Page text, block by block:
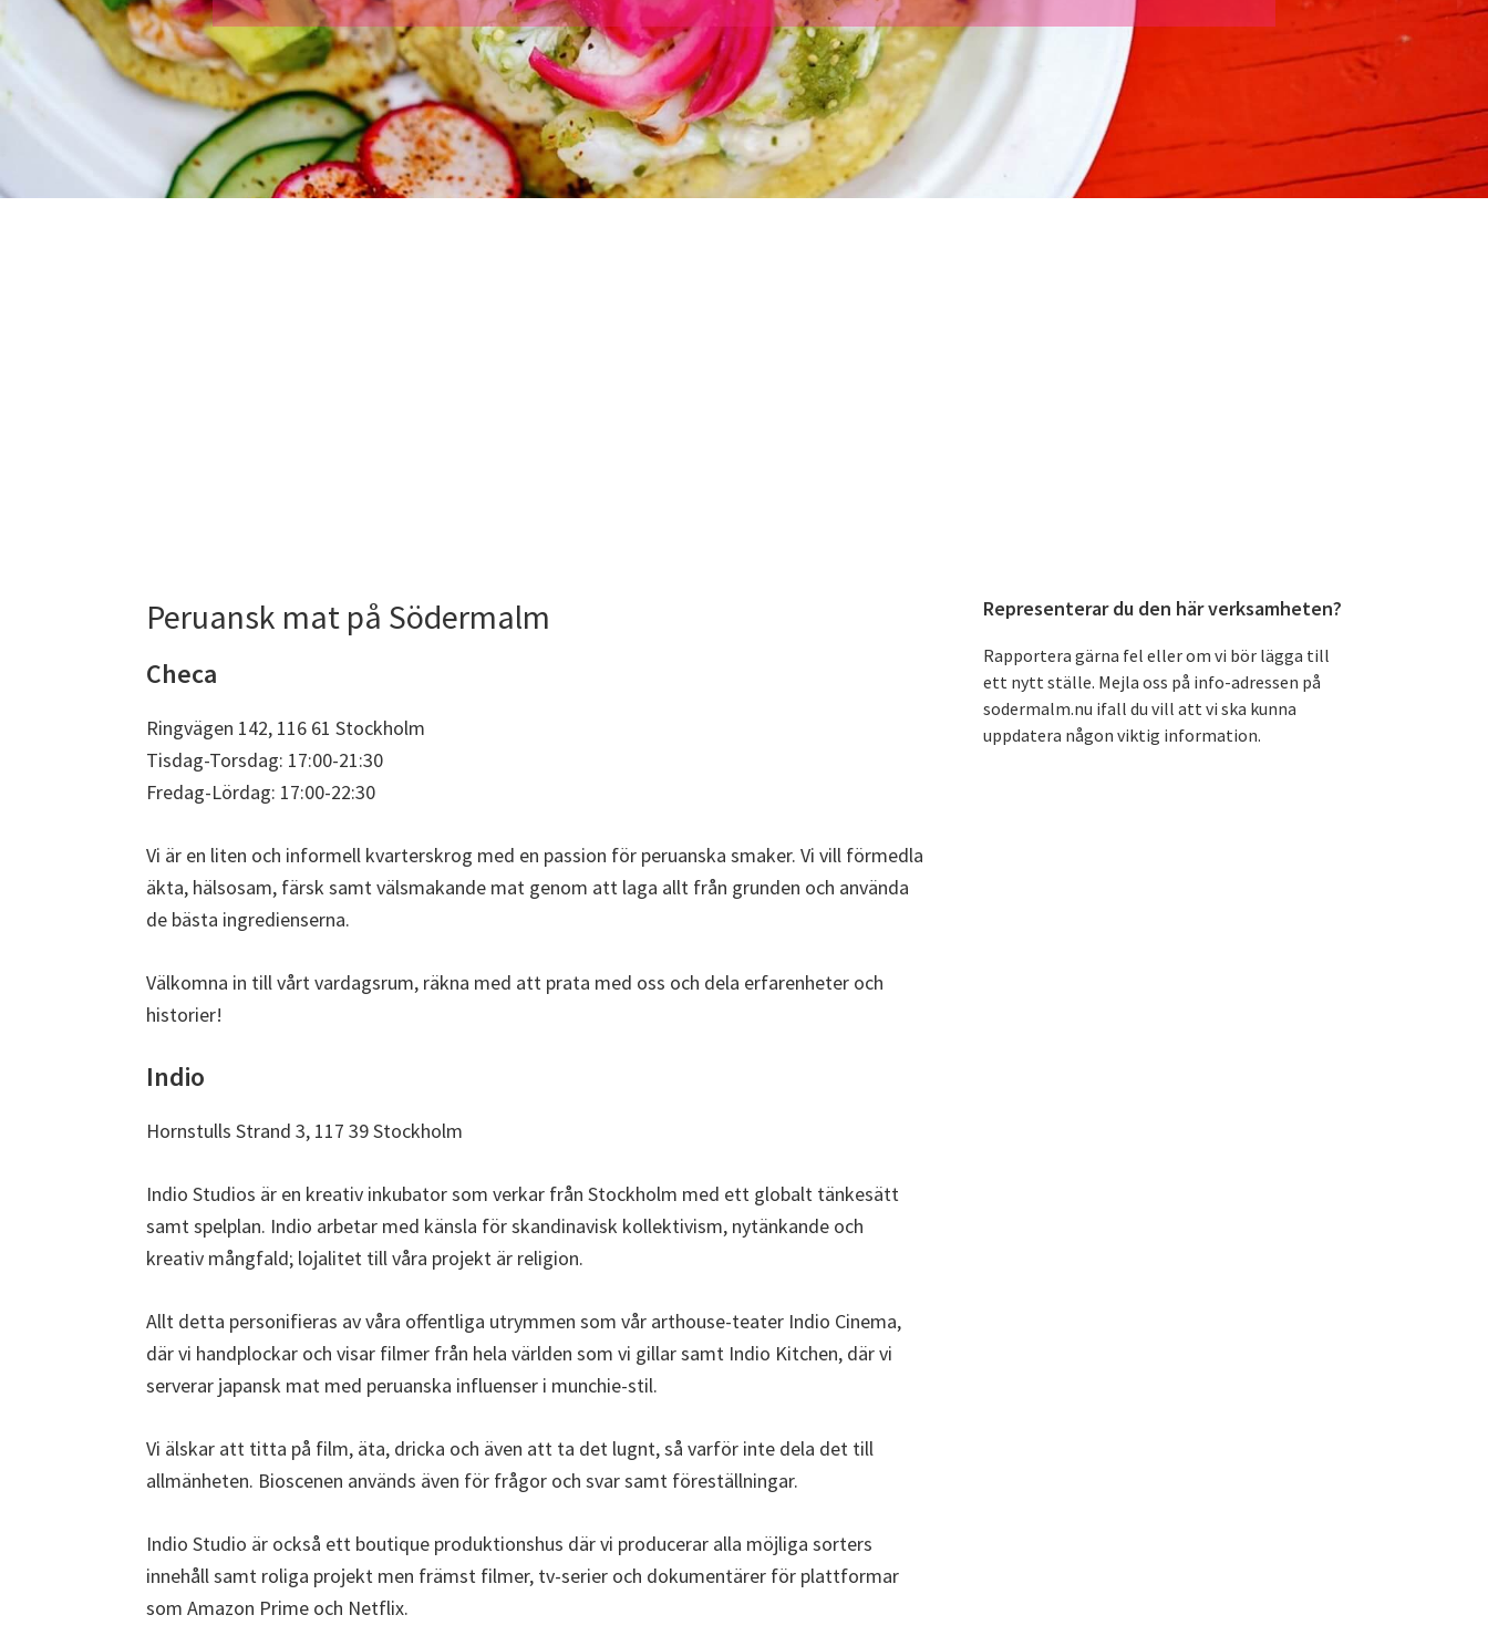
Peruansk mat på Södermalm
Checa
Ringvägen 142, 116 61 Stockholm
Tisdag-Torsdag: 17:00-21:30
Fredag-Lördag: 17:00-22:30
Vi är en liten och informell kvarterskrog med en passion för peruanska smaker. Vi vill förmedla
äkta, hälsosam, färsk samt välsmakande mat genom att laga allt från grunden och använda
de bästa ingredienserna.
Välkomna in till vårt vardagsrum, räkna med att prata med oss och dela erfarenheter och
historier!
Indio
Hornstulls Strand 3, 117 39 Stockholm
Indio Studios är en kreativ inkubator som verkar från Stockholm med ett globalt tänkesätt
samt spelplan. Indio arbetar med känsla för skandinavisk kollektivism, nytänkande och
kreativ mångfald; lojalitet till våra projekt är religion.
Allt detta personifieras av våra offentliga utrymmen som vår arthouse-teater Indio Cinema,
där vi handplockar och visar filmer från hela världen som vi gillar samt Indio Kitchen, där vi
serverar japansk mat med peruanska influenser i munchie-stil.
Vi älskar att titta på film, äta, dricka och även att ta det lugnt, så varför inte dela det till
allmänheten. Bioscenen används även för frågor och svar samt föreställningar.
Indio Studio är också ett boutique produktionshus där vi producerar alla möjliga sorters
innehåll samt roliga projekt men främst filmer, tv-serier och dokumentärer för plattformar
som Amazon Prime och Netflix.
Primärt
sidofält
Representerar du den här verksamheten?
Rapportera gärna fel eller om vi bör lägga till
ett nytt ställe. Mejla oss på info-adressen på
sodermalm.nu ifall du vill att vi ska kunna
uppdatera någon viktig information.